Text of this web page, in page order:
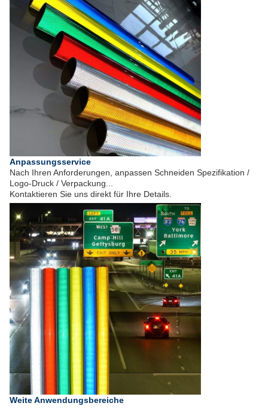
Anpassungsservice
Nach Ihren Anforderungen, anpassen Schneiden Spezifikation /
Logo-Druck / Verpackung...
Kontaktieren Sie uns direkt für Ihre Details.
Weite Anwendungsbereiche